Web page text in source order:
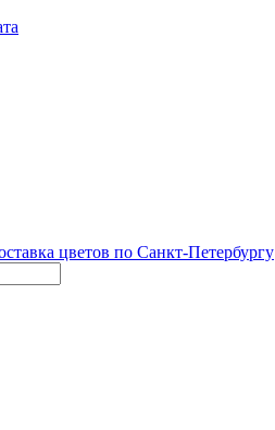
цветов по Санкт-Петербургу